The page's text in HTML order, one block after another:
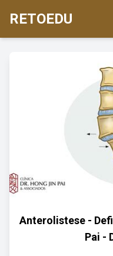
RETOEDU
Anterolistese -
Pai -